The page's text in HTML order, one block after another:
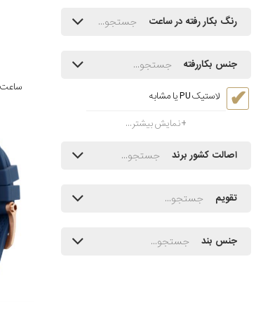
رنگ بکار رفته در ساعت
جنس بکاررفته
لاستیک PU یا مشابه
نمایش بیشتر...
اصالت کشور برند
تقویم
جنس بند